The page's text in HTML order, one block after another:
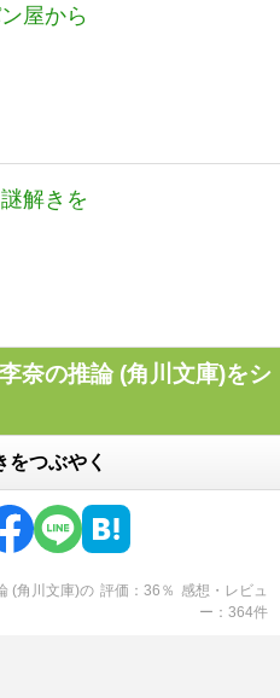
屋から
解きを
奈の推論 (角川文庫)をシ
をつぶやく
(角川文庫)の 評価 36 ％ 感想・レビュ
ー
364件